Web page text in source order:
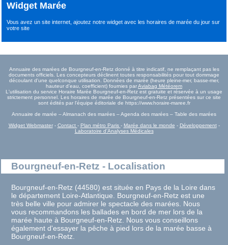
Widget Marée
Vous avez un site internet,ajoutez notre widget avec les horaires de marée du joursur
votre site
Annuaire des marées de Bourgneuf-en-Retz donné à titre indicatif, ne remplaçant pas les
documents officiels. Les concepteurs déclinent toutes responsabilités pour tout dommage
découlant d'une quelconque utilisation. Données de marée (heure pleine-mer, basse-mer,
hauteur d'eau, coefficient) fournies parAviabag Météorem
L'utilisation du service Horaire Marée Bourgneuf-en-Retz est gratuite et réservée à un usage
strictement personnel. Les horaires de marée de Bourgneuf-en-Retz présentées sur ce site
sont édités par l'équipe éditoriale de https://www.horaire-maree.fr
Annuaire de marée – Almanach des marées – Agenda des marées – Table des marées
Widget Webmaster- Contact - Plan métro Paris - Marée dans le monde - Développement-
Laboratoire d'Analyses Médicales
Bourgneuf-en-Retz - Localisation
Bourgneuf-en-Retz (44580) est située en Pays de la Loire dans
le département Loire-Atlantique. Bourgneuf-en-Retz est une
très belle ville pour admirer le spectacle des marées. Nous
vous recommandons les ballades en bord de mer lors de la
marée haute à Bourgneuf-en-Retz. Nous vous conseillons
également d'essayer la pêche à pied lors de la marée basse à
Bourgneuf-en-Retz.